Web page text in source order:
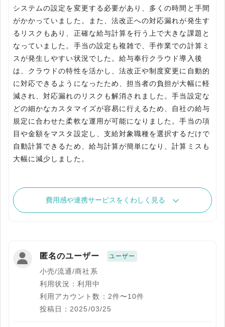
システムの設定を変更する必要があり、多くの時間と手間
がかかっていました。また、法改正への対応漏れが発生す
るリスクもあり、正確な給与計算を行う上で大きな課題と
なっていました。手当の設定も複雑で、手作業での計算ミ
スが発生しやすい状況でした。給与奉行クラウド導入後
は、クラウドの特性を活かし、法改正や制度変更に自動的
に対応できるようになったため、担当者の負担が大幅に軽
減され、対応漏れのリスクも解消されました。手当設定な
どの細かなカスタマイズが容易に行えるため、自社の給与
規定に合わせた柔軟な運用が可能になりました。手当の項
目や金額をマスタ設定し、支給対象職種を選択するだけで
自動計算できるため、給与計算が簡単になり、計算ミスも
大幅に減少しました。
費用感や連携サービスをくわしく見る
匿名のユーザー ユーザー
小売/流通/商社系
利用状況：利用中
利用アカウント数：2件〜10件
投稿日：2025/03/25